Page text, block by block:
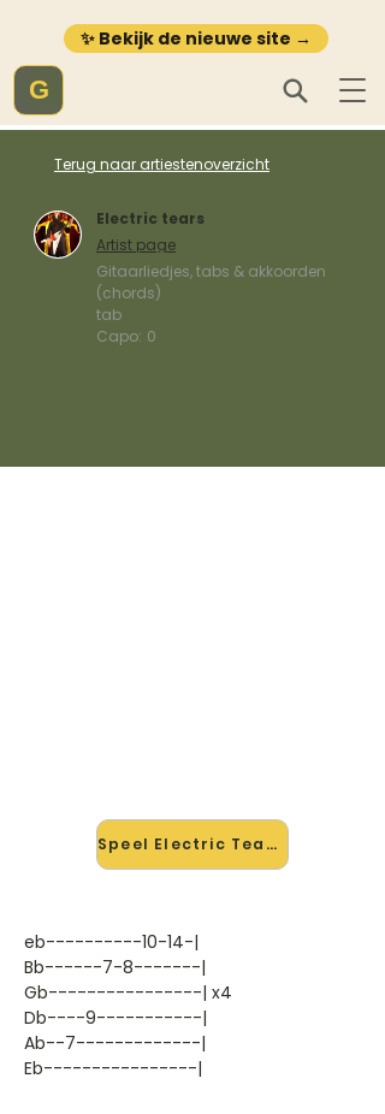
✨ Bekijk de nieuwe site →
G
Terug naar artiestenoverzicht
Electric tears
Artist page
Gitaarliedjes, tabs & akkoorden
(chords)
tab
Capo: 0
Speel Electric Tears mee →
eb----------10-14-|
Bb------7-8-------|
Gb----------------| x4
Db----9-----------|
Ab--7-------------|
Eb----------------|